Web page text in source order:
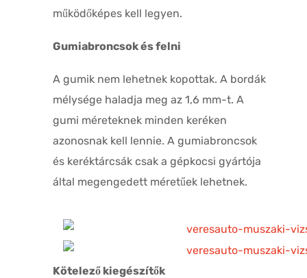
működőképes kell legyen.
Gumiabroncsok és felni
A gumik nem lehetnek kopottak. A bordák
mélysége haladja meg az 1,6 mm-t. A
gumi méreteknek minden keréken
azonosnak kell lennie. A gumiabroncsok
és keréktárcsák csak a gépkocsi gyártója
által megengedett méretűek lehetnek.
Kötelező kiegészítők